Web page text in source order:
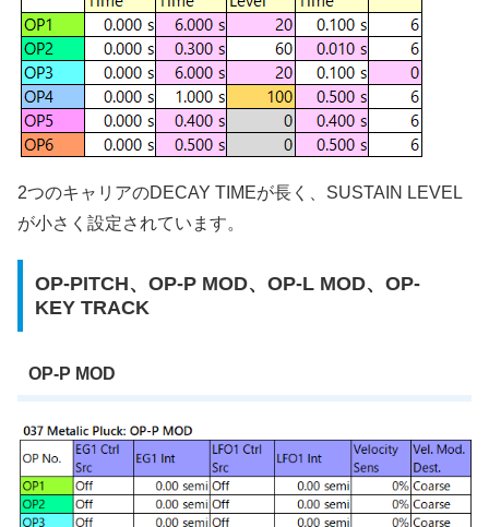
2つのキャリアのDECAY TIMEが長く、SUSTAIN LEVEL
が小さく設定されています。
OP-PITCH、OP-P MOD、OP-L MOD、OP-
KEY TRACK
OP-P MOD